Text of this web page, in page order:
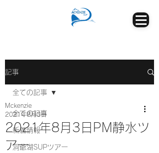
記事
全ての記事
新着情報
洞爺湖SUPツアー
全ての記事
2021年8月3日PM静水ツ
アー
Mckenzie
2021年8月3日